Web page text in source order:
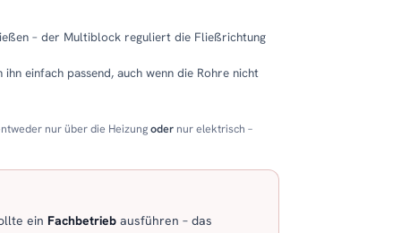
– der Multiblock reguliert die Fließrichtung
einfach passend, auch wenn die Rohre nicht
nur über die Heizungoder nur elektrisch –
ein Fachbetrieb ausführen – das